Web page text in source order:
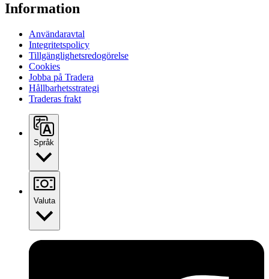
Information
Användaravtal
Integritetspolicy
Tillgänglighetsredogörelse
Cookies
Jobba på Tradera
Hållbarhetsstrategi
Traderas frakt
Språk
Valuta